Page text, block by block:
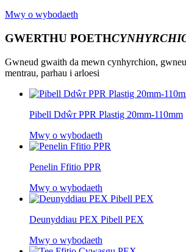
Mwy o wybodaeth
GWERTHU POETH
Gwneud gwaith da mewn cynhyrchion,
mentrau, parhau i arloesi
Pibell Ddŵr PPR Plastig 20mm-110mm
Mwy o wybodaeth
Penelin Ffitio PPR
Mwy o wybodaeth
Deunyddiau PEX Pibell PEX
Mwy o wybodaeth